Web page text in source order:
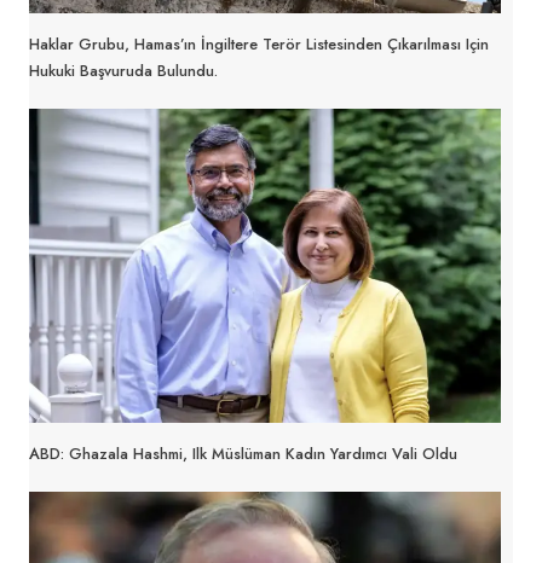
Haklar Grubu, Hamas’ın İngiltere Terör Listesinden Çıkarılması Için
Hukuki Başvuruda Bulundu.
ABD: Ghazala Hashmi, Ilk Müslüman Kadın Yardımcı Vali Oldu